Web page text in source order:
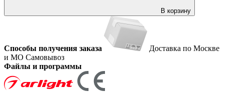
В корзину
Способы получения заказа
Доставка по Москве
и МО Самовывоз
Файлы и программы